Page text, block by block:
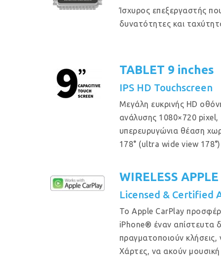
Ίσχυρος επεξεργαστής
δυνατότητες και
TABLET 9 inches
IPS HD Touchscreen
Μεγάλη ευκρινής HD
ανάλυσης 1080×720 pixel,
υπερευρυγώνια θέαση
178° (ultra wide view
WIRELESS
Licensed & Certified
Το Apple CarPlay
iPhone® έναν απίστευτα
πραγματοποιούν
Χάρτες, να ακούν